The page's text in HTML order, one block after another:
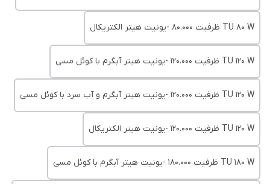
TU 80 W ظرفیت 80.000 -یونیت هیتر الکتریکال
TU 120 W ظرفیت 120.000 -یونیت هیتر آبگرم با کوئل مسی
TU 120 W ظرفیت 120.000 -یونیت هیتر آبگرم و آب سرد با کوئل مسی
TU 120 W ظرفیت 120.000 -یونیت هیتر الکتریکال
TU 180 W ظرفیت 180.000 -یونیت هیتر آبگرم با کوئل مسی